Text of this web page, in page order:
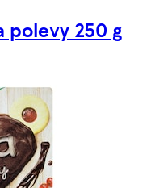
polevy 250 g